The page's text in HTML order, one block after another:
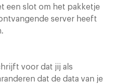
een slot om het pakketje
server heeft
voor dat jij als
dat de data van je